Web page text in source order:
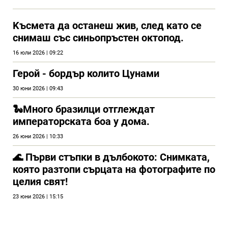
Kъсмета да останеш жив, след като се
снимаш със синьопръстен октопод.
16 юли 2026 | 09:22
Герой - бордър колито Цунами
30 юни 2026 | 09:43
🐍Много бразилци отглеждат
императорската боа у дома.
26 юни 2026 | 10:33
🌊 Първи стъпки в дълбокото: Снимката,
която разтопи сърцата на фотографите по
целия свят!
23 юни 2026 | 15:15